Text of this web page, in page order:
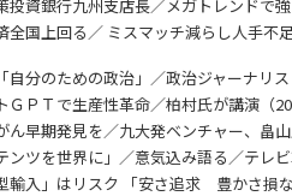
資銀行九州支店長／メガトレンドで
国上回る／ ミスマッチ減らし人手不
分のための政治」／政治ジャーナリ
ＰＴで生産性革命／柏村氏が講演（
早期発見を／九大発ベンチャー、畠
ツを世界に」／意気込み語る／テレ
入」はリスク 「安さ追求 豊かさ損